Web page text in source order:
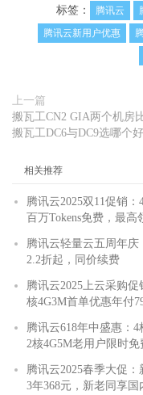
标签： 腾讯云
腾讯云新用户优惠
上一篇
搬瓦工CN2 GIA两个机房
搬瓦工DC6与DC9选哪个好
相关推荐
腾讯云2025双11促销
百万Tokens免费，最高
腾讯云轻量云五周年
2.2折起，同价续费
腾讯云2025上云采购
核4G3M首单优惠年付
腾讯云618年中盛惠：4
2核4G5M老用户限时免
腾讯云2025春季大促
3年368元，新老同享